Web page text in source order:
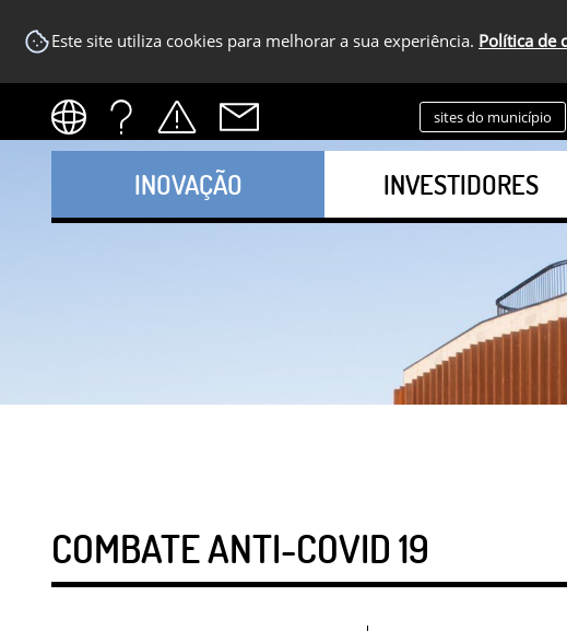
Este site utiliza cookies para melhorar a sua experiência. Política de
sites do município
INOVAÇÃO INVESTIDORES
COMBATE ANTI-COVID 19